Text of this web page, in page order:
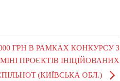
000 ГРН В РАМКАХ КОНКУРСУ З
ПРОЄКТІВ ІНІЦІЙОВАНИХ
(КИЇВСЬКА ОБЛ.)